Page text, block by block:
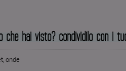
che hai visto? condividilo con i
,onde